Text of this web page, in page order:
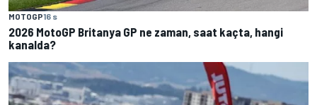
MOTOGP16 s
2026 MotoGP Britanya GP ne zaman, saat kaçta, hangi
kanalda?